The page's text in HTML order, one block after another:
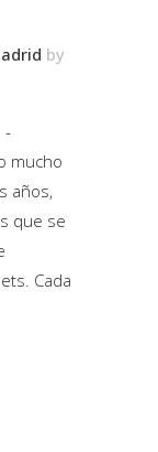
by
-
mucho
años,
que se
Cada